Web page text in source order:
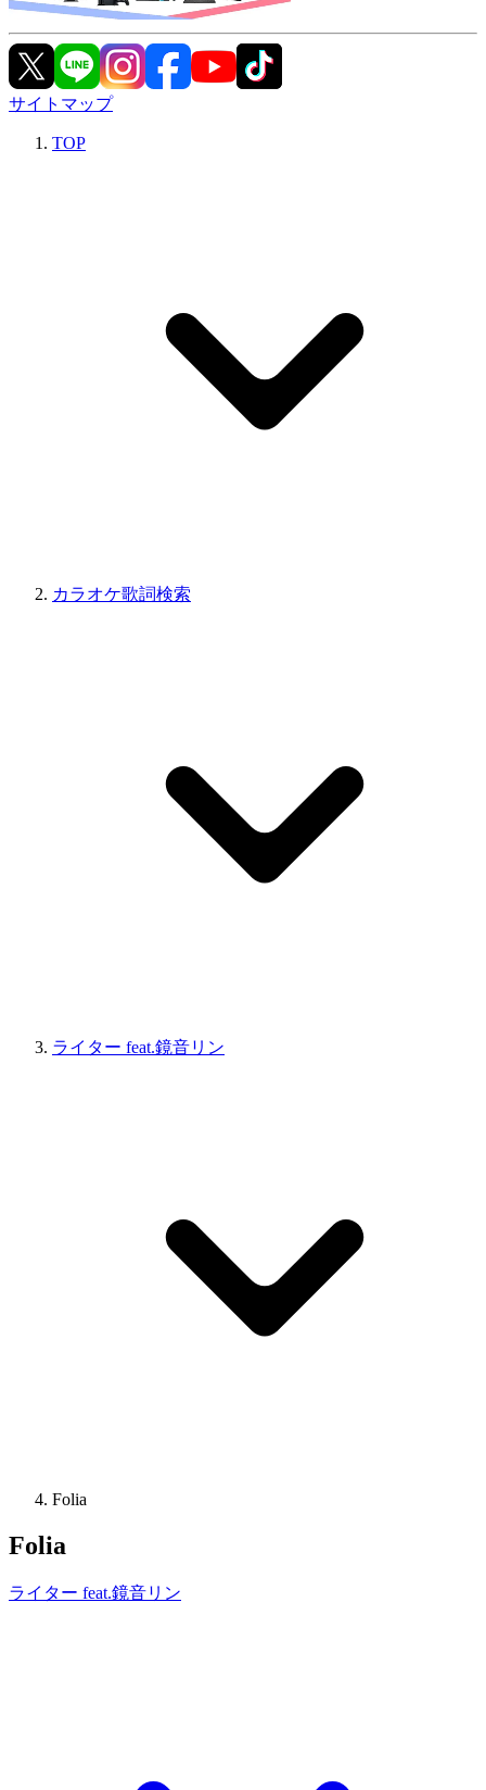
サイトマップ
TOP
カラオケ歌詞検索
ライター feat.鏡音リン
Folia
Folia
ライター feat.鏡音リン